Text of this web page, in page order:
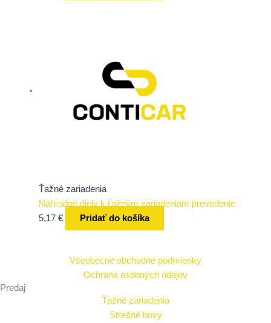
Ťažné zariadenia
Náhradné diely k ťažným zariadeniam prevedenie
5,17 € Pridať do košíka
Všeobecné obchodné podmienky
Ochrana osobných údajov
Predaj
Ťažné zariadenia
Strešné boxy